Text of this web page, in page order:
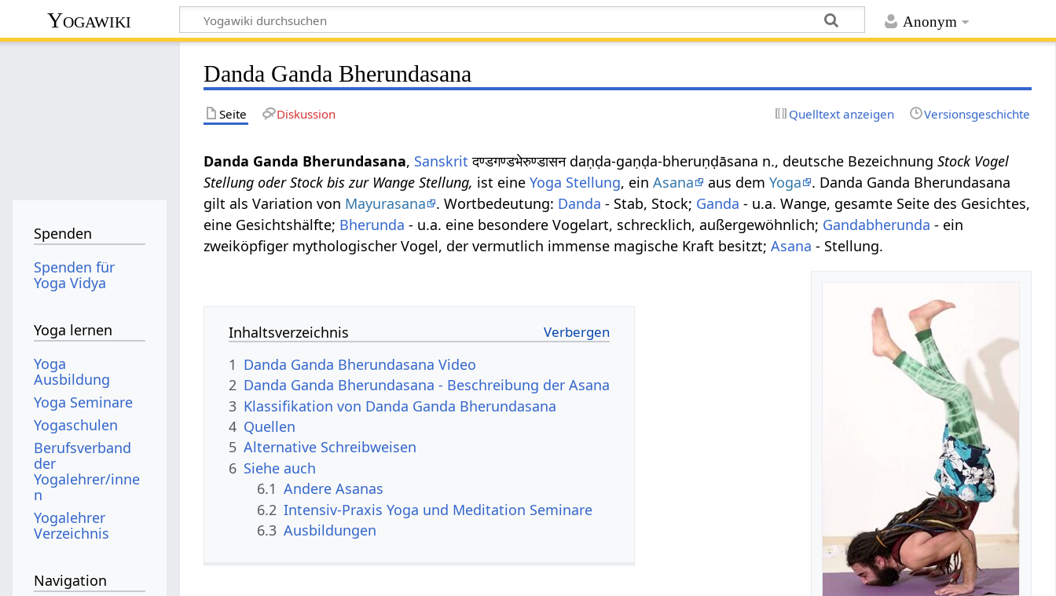
Anonym
Yogawiki
Danda Ganda Bherundasana
Seite Diskussion Quelltext anzeigen Versionsgeschichte
Danda Ganda Bherundasana, Sanskrit दण्डगण्डभेरुण्डासन daṇḍa-gaṇḍa-bheruṇḍāsana n., deutsche BezeichnungStock Vogel
Stellung oder Stock bis zur Wange Stellung, ist eineYoga Stellung, einAsana aus demYoga
. Danda Ganda Bherundasana
gilt als Variation von Mayurasana . Wortbedeutung: Danda - Stab, Stock; Ganda - u.a. Wange, gesamte Seite des Gesichtes,
eine Gesichtshälfte; Bherunda - u.a. eine besondere Vogelart, schrecklich, außergewöhnlich; Gandabherunda - ein
zweiköpfiger mythologischer Vogel, der vermutlich immense magische Kraft besitzt;Asana - Stellung.
Inhaltsverzeichnis
1 Danda Ganda Bherundasana Video
2 Danda Ganda Bherundasana - Beschreibung der Asana
3 Klassifikation von Danda Ganda Bherundasana
4 Quellen
5 Alternative Schreibweisen
6 Siehe auch
6.1 Andere Asanas
6.2 Intensiv-Praxis Yoga und Meditation Seminare
6.3 Ausbildungen
Spenden
Spenden für
Yoga Vidya
Yoga lernen
Yoga
Ausbildung
Yoga Seminare
Yogaschulen
Berufsverband
der
Yogalehrer/inne
n
Yogalehrer
Verzeichnis
Navigation